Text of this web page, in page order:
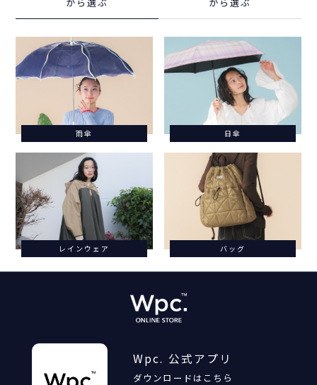
雨傘 日傘
レインウェア バッグ
Wpc. 公式アプリ
ダウンロードはこちら